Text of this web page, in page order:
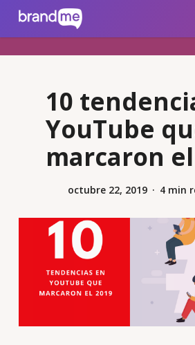
brandme.la
10
YouTube
marcaron
octubre 22, 2019 4 min